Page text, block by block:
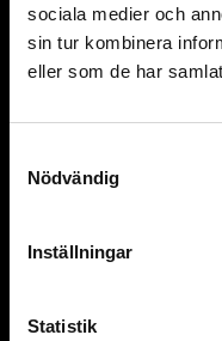
sociala medier och
sin tur kombinera
eller som de har
Nödvändig
Inställningar
Statistik
Facebook
Stöd oss